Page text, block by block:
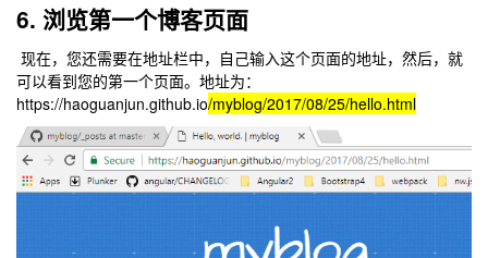
6. 浏览第一个博客页面
现在，您还需要在地址栏中，自己输入这个页面的地址，然后，就
可以看到您的第一个页面。地址为：
https://haoguanjun.github.io/myblog/2017/08/25/hello.html